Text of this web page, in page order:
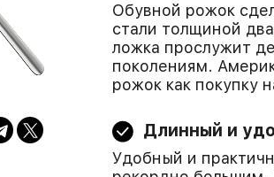
Обувной рожок
стали толщиной
ложка прослужит
поколениям.
рожок как покупку
Длинный и
Удобный и